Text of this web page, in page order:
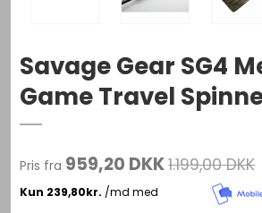
Savage Gear SG4
Game Travel
Pris fra 959,20 DKK1.199,00 DKK